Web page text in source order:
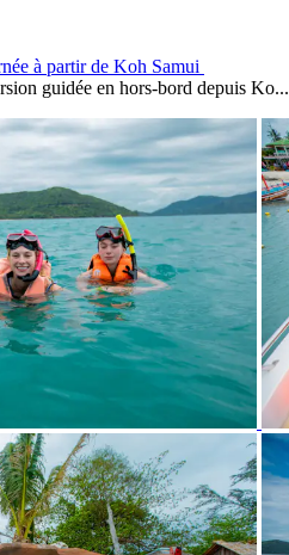
à partir de Koh Samui
guidée en hors-bord depuis Ko...